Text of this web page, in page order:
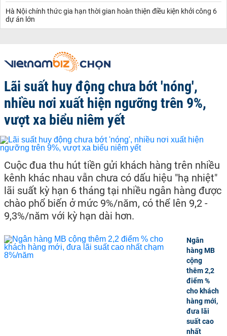
Hà Nội chính thức gia hạn thời gian hoàn thiện điều kiện khởi công 6
dự án lớn
Lãi suất huy động chưa bớt 'nóng',
nhiều nơi xuất hiện ngưỡng trên 9%,
vượt xa biểu niêm yết
Cuộc đua thu hút tiền gửi khách hàng trên nhiều
kênh khác nhau vẫn chưa có dấu hiệu "hạ nhiệt"
lãi suất kỳ hạn 6 tháng tại nhiều ngân hàng được
chào phổ biến ở mức 9%/năm, có thể lên 9,2 -
9,3%/năm với kỳ hạn dài hơn.
Ngân
hàng MB
cộng
thêm 2,2
điểm %
cho khách
hàng mới,
đưa lãi
suất cao
nhất